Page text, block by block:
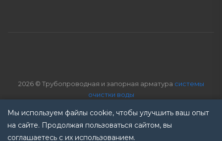
2026 © Трубопроводная и запорная арматура системы
очистки воды
Политика обработки данныхКомпания оставляет за собой
право вносить изменения без предварительного
уведомления!
Мы используем файлы cookie, чтобы улучшить ваш опыт
на сайте. Продолжая пользоваться сайтом, вы
соглашаетесь с их использованием.